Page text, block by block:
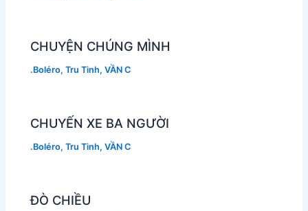
CHUYỆN CHÚNG MÌNH
.Boléro,Tru Tinh,VẦN C
CHUYẾN XE BA NGƯỜI
.Boléro,Tru Tinh,VẦN C
ĐÒ CHIỀU